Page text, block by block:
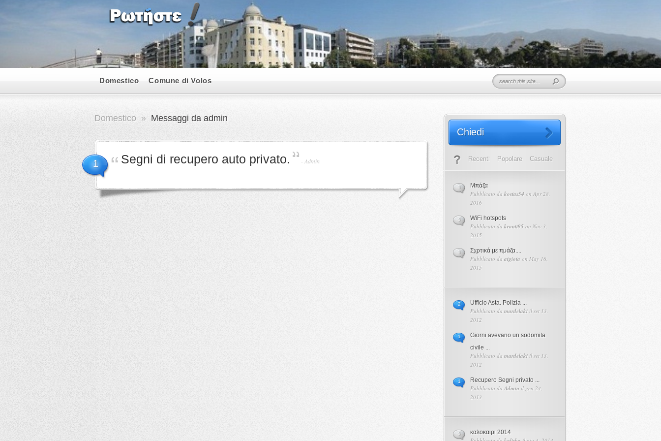
Domestico Comune di Volos
Domestico » Messaggi da admin
1 Segni di recupero auto privato. - Admin
Chiedi
Recenti Popolare Casuale
Μπάζα
Pubblicato da kostas54 on Apr 28,
2016
0
WiFi hotspots
Pubblicato da kronti95 on Nov 3,
2015
0
Σχρτικά με πμάζα....
Pubblicato da atgiota on May 16,
2015
0
Ufficio Asta. Polizia ...
Pubblicato da mardelaki il set 13,
2012
2
Giorni avevano un sodomita
civile ...
Pubblicato da mardelaki il set 13,
2012
1
Recupero Segni privato ...
Pubblicato daAdmin il gen 24,
2013
1
καλοκαιρι 2014
0